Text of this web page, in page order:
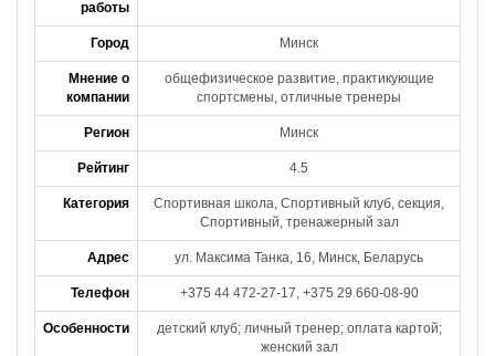
работы
Город Минск
Мнение о
компании
общефизическое развитие, практикующие
спортсмены, отличные тренеры
Регион Минск
Рейтинг 4.5
Категория
Спортивная школа, Спортивный клуб, секция,
Спортивный, тренажерный зал
Адрес ул. Максима Танка, 16, Минск, Беларусь
Телефон +375 44 472-27-17, +375 29 660-08-90
Особенности
детский клуб; личный тренер; оплата картой;
женский зал